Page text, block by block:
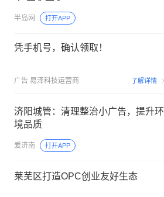
半岛网 打开APP
凭手机号，确认领取！
广告 易泽科技运营商 了解详情
济阳城管：清理整治小广告，提升环
境品质
爱济南 打开APP
莱芜区打造OPC创业友好生态